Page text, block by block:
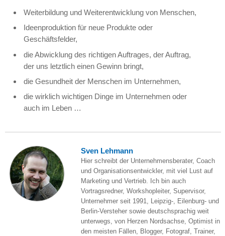
Weiterbildung und Weiterentwicklung von Menschen,
Ideenproduktion für neue Produkte oder
Geschäftsfelder,
die Abwicklung des richtigen Auftrages, der Auftrag,
der uns letztlich einen Gewinn bringt,
die Gesundheit der Menschen im Unternehmen,
die wirklich wichtigen Dinge im Unternehmen oder
auch im Leben …
Sven Lehmann
Hier schreibt der Unternehmensberater, Coach
und Organisationsentwickler, mit viel Lust auf
Marketing und Vertrieb. Ich bin auch
Vortragsredner, Workshopleiter, Supervisor,
Unternehmer seit 1991, Leipzig-, Eilenburg- und
Berlin-Versteher sowie deutschsprachig weit
unterwegs, von Herzen Nordsachse, Optimist in
den meisten Fällen, Blogger, Fotograf, Trainer,